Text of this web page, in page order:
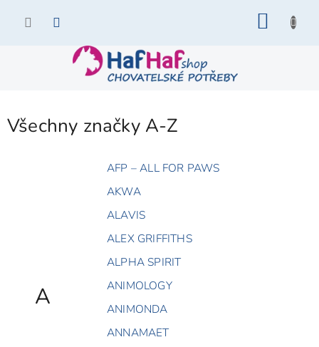
Všechny značky A-Z
A
AFP – ALL FOR PAWS
AKWA
ALAVIS
ALEX GRIFFITHS
ALPHA SPIRIT
ANIMOLOGY
ANIMONDA
ANNAMAET